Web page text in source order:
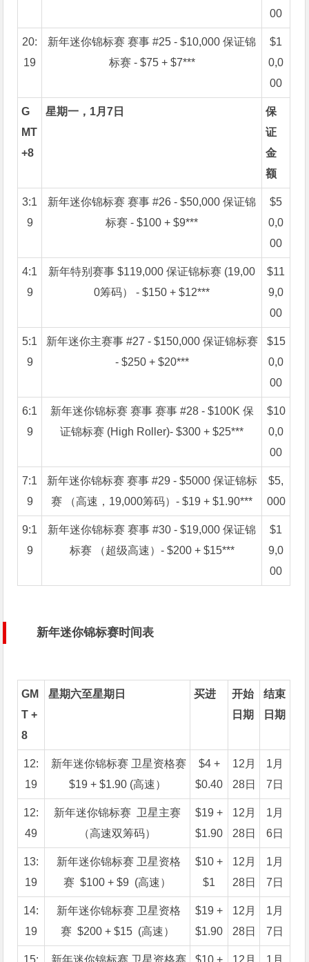
00
20:
19
新年迷你锦标赛 赛事 #25 - $10,000 保证锦
标赛 - $75 + $7***
$1
0,0
00
G
MT
+8
星期一，1月7日
保
证
金
额
3:1
9
新年迷你锦标赛 赛事 #26 - $50,000 保证锦
标赛 - $100 + $9***
$5
0,0
00
4:1
9
新年特别赛事 $119,000 保证锦标赛 (19,00
0筹码） - $150 + $12***
$11
9,0
00
5:1
9
新年迷你主赛事 #27 - $150,000 保证锦标赛
- $250 + $20***
$15
0,0
00
6:1
9
新年迷你锦标赛 赛事 赛事 #28 - $100K 保
证锦标赛 (High Roller)- $300 + $25***
$10
0,0
00
7:1
9
新年迷你锦标赛 赛事 #29 - $5000 保证锦标
赛 （高速，19,000筹码）- $19 + $1.90***
$5,
000
9:1
9
新年迷你锦标赛 赛事 #30 - $19,000 保证锦
标赛 （超级高速）- $200 + $15***
$1
9,0
00
新年迷你锦标赛时间表
GM
T +
8
星期六至星期日 买进
开始
日期
结束
日期
12:
19
新年迷你锦标赛 卫星资格赛
$19 + $1.90 (高速）
$4 +
$0.40
12月
28日
1月
7日
12:
49
新年迷你锦标赛 卫星主赛
（高速双筹码）
$19 +
$1.90
12月
28日
1月
6日
13:
19
新年迷你锦标赛 卫星资格
赛 $100 + $9 (高速）
$10 +
$1
12月
28日
1月
7日
14:
19
新年迷你锦标赛 卫星资格
赛 $200 + $15 (高速）
$19 +
$1.90
12月
28日
1月
7日